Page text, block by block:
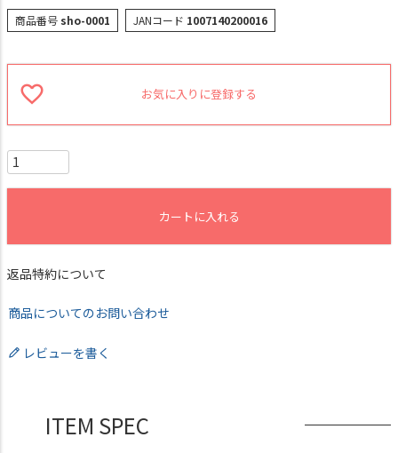
商品番号 sho-0001 JANコード 1007140200016
お気に入りに登録する
カートに入れる
返品特約について
商品についてのお問い合わせ
レビューを書く
ITEM SPEC